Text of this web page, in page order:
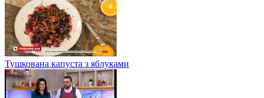
Тушкована капуста з яблуками